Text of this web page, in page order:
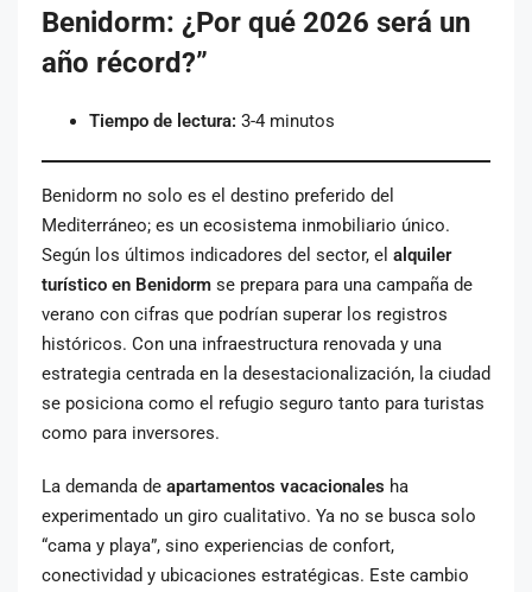
Benidorm: ¿Por qué 2026 será un
año récord?”
Tiempo de lectura: 3-4 minutos
Benidorm no solo es el destino preferido del
Mediterráneo; es un ecosistema inmobiliario único.
Según los últimos indicadores del sector, el alquiler
turístico en Benidorm se prepara para una campaña de
verano con cifras que podrían superar los registros
históricos. Con una infraestructura renovada y una
estrategia centrada en la desestacionalización, la ciudad
se posiciona como el refugio seguro tanto para turistas
como para inversores.
La demanda de apartamentos vacacionales ha
experimentado un giro cualitativo. Ya no se busca solo
“cama y playa”, sino experiencias de confort,
conectividad y ubicaciones estratégicas. Este cambio